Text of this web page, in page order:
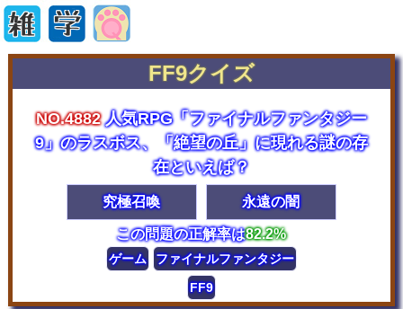
FF9クイズ
NO.4882人気RPG「ファイナルファンタジー
9」のラスボス、「絶望の丘」に現れる謎の存
在といえば？
究極召喚 永遠の闇
この問題の正解率は82.2%
ゲーム
ファイナルファンタジー
FF9